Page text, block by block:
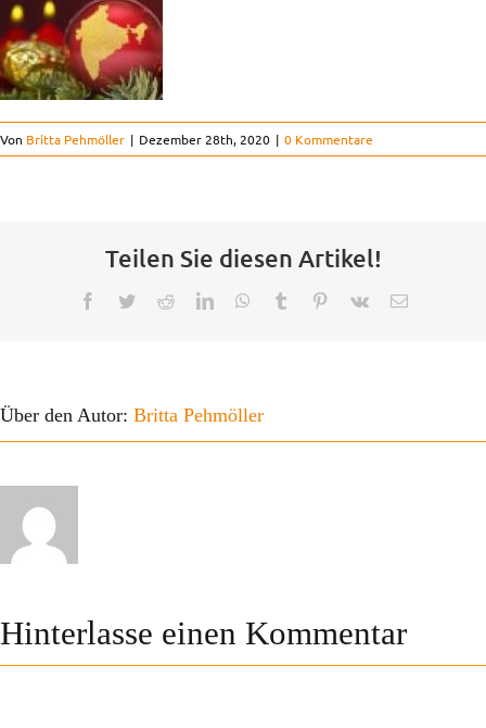
Kinderorthopädie
Kontakt
Projekte
Von Britta Pehmöller | Dezember 28th, 2020 | 0 Kommentare
Teilen Sie diesen Artikel!
Facebook
TwitterRedditLinkedInWhatsApp
Tumblr Pinterest
Vk
E-
Über den Autor: Britta Pehmöller
Hinterlasse einen Kommentar